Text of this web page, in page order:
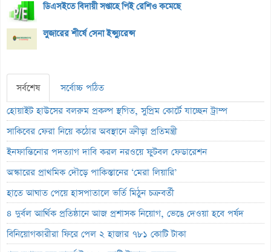
ডিএসইতে বিদায়ী সপ্তাহে পিই রেশিও কমেছে
লুজারের শীর্ষে সেনা ইন্স্যুরেন্স
সর্বশেষ
সর্বোচ্চ পঠিত
হোয়াইট হাউসের বলরুম প্রকল্প স্থগিত, সুপ্রিম কোর্টে যাচ্ছেন ট্রাম্প
সাকিবের ফেরা নিয়ে কঠোর অবস্থানে ক্রীড়া প্রতিমন্ত্রী
ইনফান্তিনোর পদত্যাগ দাবি করল নরওয়ে ফুটবল ফেডারেশন
অস্কারের প্রাথমিক দৌড়ে পাকিস্তানের ‘মেরা লিয়ারি’
হাতে আঘাত পেয়ে হাসপাতালে ভর্তি মিঠুন চক্রবর্তী
৪ দুর্বল আর্থিক প্রতিষ্ঠানে আজ প্রশাসক নিয়োগ, ভেঙে দেওয়া হবে পর্ষদ
বিনিয়োগকারীরা ফিরে পেল ২ হাজার ৭৮১ কোটি টাকা